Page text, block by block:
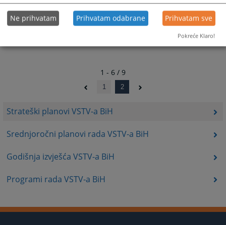
Strateški planovi VSTV-a BiH
Srednjoročni planovi rada VSTV-a BiH
Godišnja izvješća VSTV-a BiH
Programi rada VSTV-a BiH
1 - 6 / 9
1 2
Ne prihvatam Prihvatam odabrane Prihvatam sve
Pokreće Klaro!